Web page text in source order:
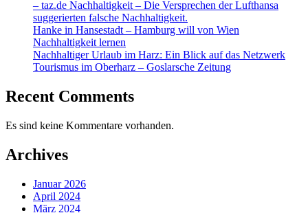
– taz.de Nachhaltigkeit – Die Versprechen der Lufthansa
suggerierten falsche Nachhaltigkeit.
Hanke in Hansestadt – Hamburg will von Wien
Nachhaltigkeit lernen
Nachhaltiger Urlaub im Harz: Ein Blick auf das Netzwerk
Tourismus im Oberharz – Goslarsche Zeitung
Recent Comments
Es sind keine Kommentare vorhanden.
Archives
Januar 2026
April 2024
März 2024